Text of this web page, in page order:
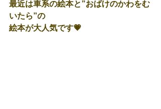
最近は車系の絵本と”おばけのかわをむ
いたら”の
絵本が大人気です💗